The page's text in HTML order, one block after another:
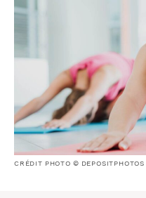
CRÉDIT PHOTO © DEPOSITPHOTOS